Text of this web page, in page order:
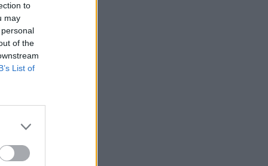
to
may
of the
List of